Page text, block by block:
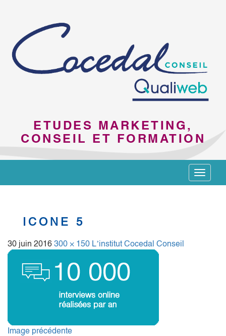
ETUDES MARKETING,
CONSEIL ET FORMATION
Toggle
ICONE 5
30 juin 2016 300 × 150 L’institut Cocedal Conseil
Image précédente